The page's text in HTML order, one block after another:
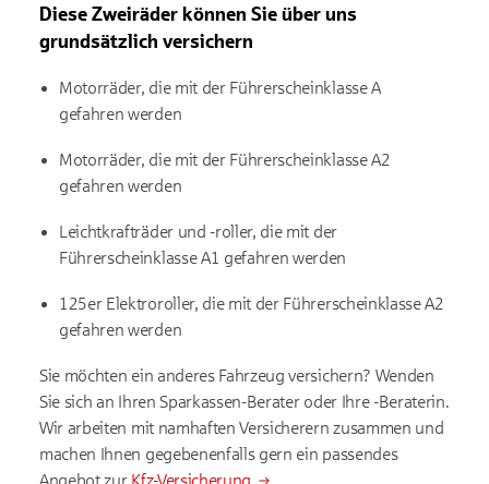
Diese Zweiräder können Sie über uns
grundsätzlich versichern
Motorräder, die mit der Führerscheinklasse A
gefahren werden
Motorräder, die mit der Führerscheinklasse A2
gefahren werden
Leichtkrafträder und -roller, die mit der
Führerscheinklasse A1 gefahren werden
125er Elektroroller, die mit der Führerscheinklasse A2
gefahren werden
Sie möchten ein anderes Fahrzeug versichern? Wenden
Sie sich an Ihren Sparkassen-Berater oder Ihre -Beraterin.
Wir arbeiten mit namhaften Versicherern zusammen und
machen Ihnen gegebenenfalls gern ein passendes
Angebot zur Kfz-Versicherung